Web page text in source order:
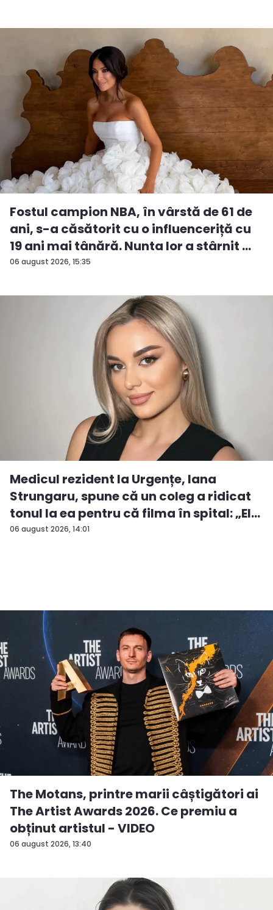
06 august 2026, 15:35
Fostul campion NBA, în vârstă de 61 de
ani, s-a căsătorit cu o influenceriță cu
19 ani mai tânără. Nunta lor a stârnit ...
06 august 2026, 14:01
Medicul rezident la Urgențe, Iana
Strungaru, spune că un coleg a ridicat
tonul la ea pentru că filma în spital: „El
a...
06 august 2026, 13:40
The Motans, printre marii câștigători ai
The Artist Awards 2026. Ce premiu a
obținut artistul - VIDEO